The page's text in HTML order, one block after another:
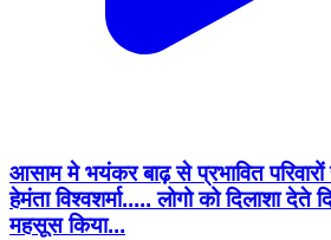
आसाम मे भयंकर बाढ़ से प्रभावित
हेमंता विश्वशर्मा..... लोगो को दिलाशा
महसूस किया...